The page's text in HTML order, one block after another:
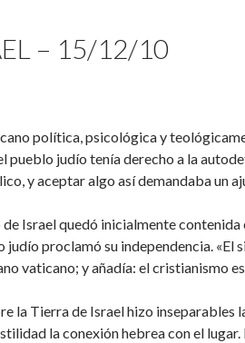
– 15/12/10
política, psicológica y
pueblo judío tenía derecho a la
y aceptar algo así demandaba un
Israel quedó inicialmente contenida
judío proclamó su independencia. «El
vaticano; y añadía: el cristianismo
la Tierra de Israel hizo inseparables
la conexión hebrea con el